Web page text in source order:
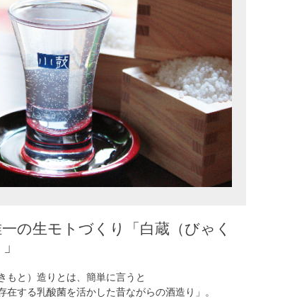
の生モトづくり「白蔵（びゃく
もと）造りとは、簡単に言うと
在する乳酸菌を活かした昔ながらの酒造り」。